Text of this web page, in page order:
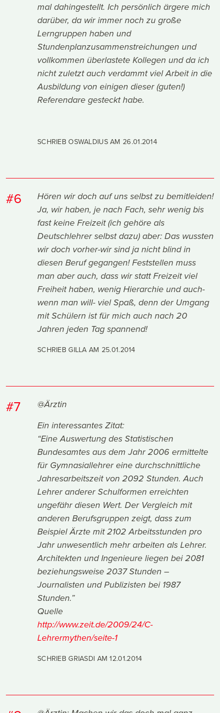
mal dahingestellt. Ich persönlich ärgere mich
darüber, da wir immer noch zu große
Lerngruppen haben und
Stundenplanzusammenstreichungen und
vollkommen überlastete Kollegen und da ich
nicht zuletzt auch verdammt viel Arbeit in die
Ausbildung von einigen dieser (guten!)
Referendare gesteckt habe.
SCHRIEB OSWALDIUS AM26.01.2014
#6
Hören wir doch auf uns selbst zu bemitleiden!
Ja, wir haben, je nach Fach, sehr wenig bis
fast keine Freizeit (ich gehöre als
Deutschlehrer selbst dazu) aber: Das wussten
wir doch vorher-wir sind ja nicht blind in
diesen Beruf gegangen! Feststellen muss
man aber auch, dass wir statt Freizeit viel
Freiheit haben, wenig Hierarchie und auch-
wenn man will- viel Spaß, denn der Umgang
mit Schülern ist für mich auch nach 20
Jahren jeden Tag spannend!
SCHRIEB GILLA AM 25.01.2014
#7
@Ärztin
Ein interessantes Zitat:
“Eine Auswertung des Statistischen
Bundesamtes aus dem Jahr 2006 ermittelte
für Gymnasiallehrer eine durchschnittliche
Jahresarbeitszeit von 2092 Stunden. Auch
Lehrer anderer Schulformen erreichten
ungefähr diesen Wert. Der Vergleich mit
anderen Berufsgruppen zeigt, dass zum
Beispiel Ärzte mit 2102 Arbeitsstunden pro
Jahr unwesentlich mehr arbeiten als Lehrer.
Architekten und Ingenieure liegen bei 2081
beziehungsweise 2037 Stunden –
Journalisten und Publizisten bei 1987
Stunden.”
Quelle
http://www.zeit.de/2009/24/C-
Lehrermythen/seite-1
SCHRIEB GRIASDI AM12.01.2014